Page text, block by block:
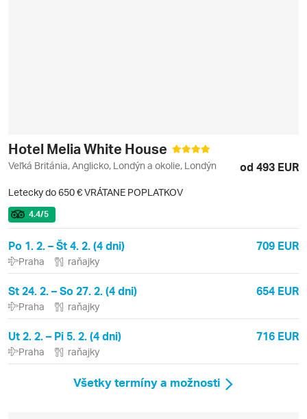
Hotel Melia White House
Veľká Británia, Anglicko, Londýn a okolie, Londýn od 493 EUR
Letecky do 650 € VRÁTANE POPLATKOV
4.4/5
Po 1. 2. – Št 4. 2. (4 dni) 709 EUR
Praha raňajky
St 24. 2. – So 27. 2. (4 dni) 654 EUR
Praha raňajky
Ut 2. 2. – Pi 5. 2. (4 dni) 716 EUR
Praha raňajky
Všetky termíny a možnosti